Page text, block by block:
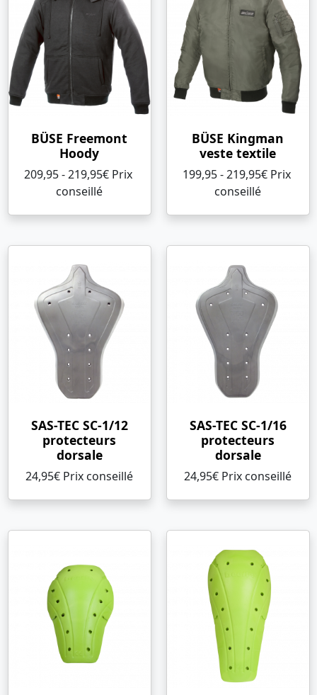
BÜSE Freemont
Hoody
209,95 - 219,95€ Prix ​​
conseillé
BÜSE Kingman
veste textile
199,95 - 219,95€ Prix ​​
conseillé
SAS-TEC SC-1/12
protecteurs
dorsale
24,95€ Prix ​​conseillé
SAS-TEC SC-1/16
protecteurs
dorsale
24,95€ Prix ​​conseillé